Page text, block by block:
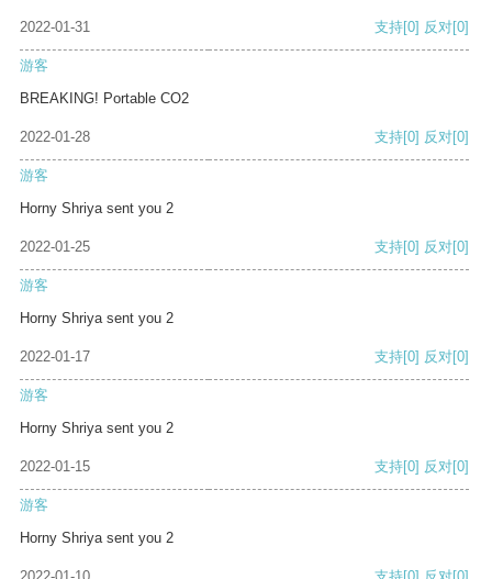
2022-01-31 支持[0] 反对[0]
游客
BREAKING! Portable CO2
2022-01-28 支持[0] 反对[0]
游客
Horny Shriya sent you 2
2022-01-25 支持[0] 反对[0]
游客
Horny Shriya sent you 2
2022-01-17 支持[0] 反对[0]
游客
Horny Shriya sent you 2
2022-01-15 支持[0] 反对[0]
游客
Horny Shriya sent you 2